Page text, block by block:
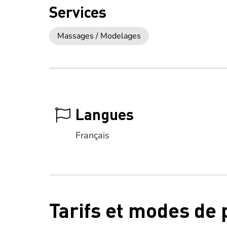
Services
Massages / Modelages
Langues
Français
Tarifs et modes de